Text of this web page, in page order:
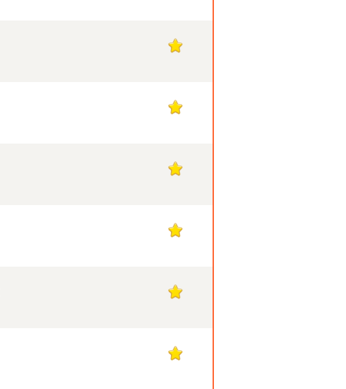
1
1
1
1
1
1